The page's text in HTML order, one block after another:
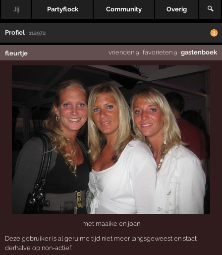
Jij Partyflock Community Overig 🔍
Profiel · 112972
fleurtje vrienden,9· favorieten,9· gastenboek
met maaike en joan
Deze gebruiker is al geruime tijd niet meer langsgeweest en staat
derhalve op non-actief.